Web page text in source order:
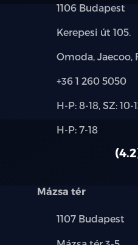
Sötétített
Vezető
Település:
1106 Budapest
Cím:
Kerepesi út 105.
Márkák:
Omoda, Jaecoo,
Telefon:
+36 1 260 5050
Új-
használt
H-P: 8-18, SZ: 10-
Alkatrész,
H-P: 7-18
4.2
Mázsa tér
Település:
1107 Budapest
Cím: